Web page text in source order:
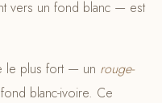
vers un fond blanc — est
le plus fort — un rouge-
blanc-ivoire. Ce